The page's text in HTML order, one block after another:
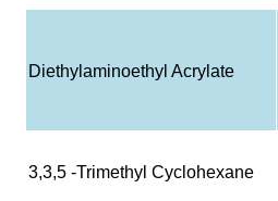
Diethylaminoethyl Acrylate
3,3,5 -Trimethyl Cyclohexane